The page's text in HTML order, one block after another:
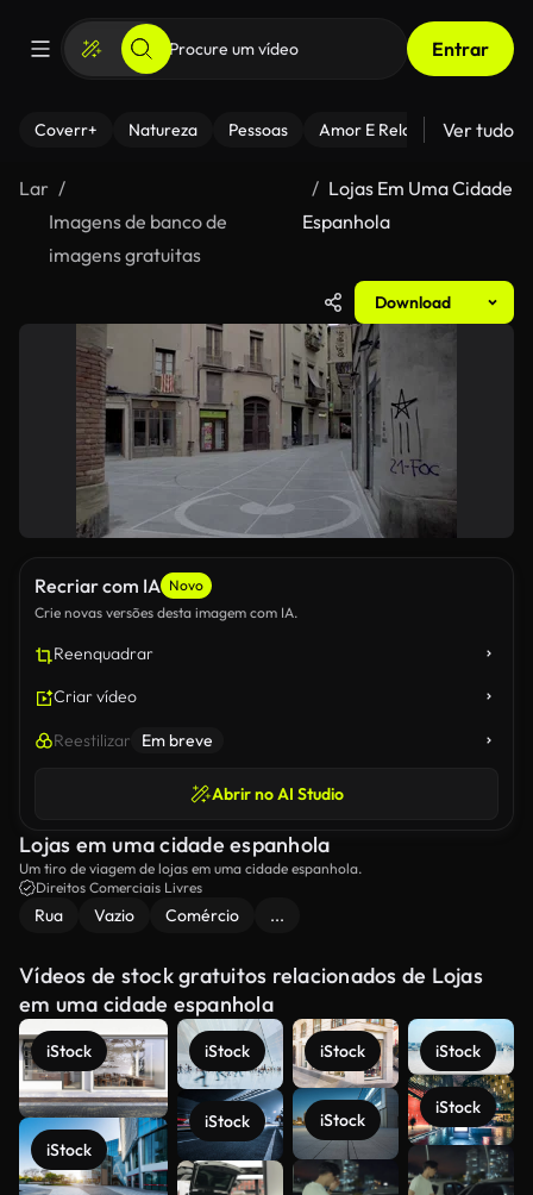
Entrar
Coverr+ Natureza Pessoas Amor E Relacionamentos
Ver tudo
Lar
Imagens de banco de
imagens gratuitas
Lojas Em Uma Cidade
Espanhola
Download
Recriar com IA Novo
Crie novas versões desta imagem com IA.
Reenquadrar
Criar vídeo
Reestilizar Em breve
Abrir no AI Studio
Lojas em uma cidade espanhola
Um tiro de viagem de lojas em uma cidade espanhola.
Direitos Comerciais Livres
Rua Vazio Comércio ...
Vídeos de stock gratuitos relacionados de Lojas
em uma cidade espanhola
iStock
iStock
iStock
iStock
iStock
iStock
iStock
iStock
Veja mais